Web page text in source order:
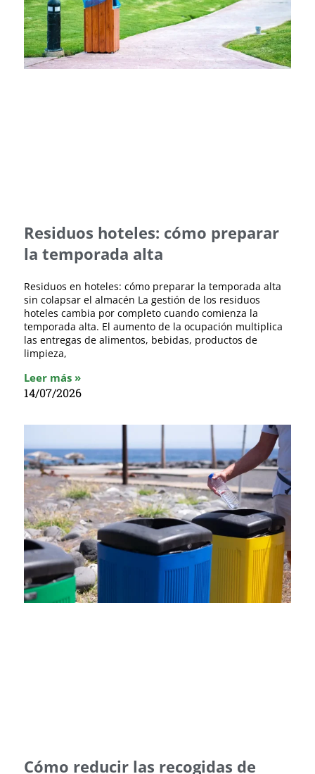
Residuos hoteles: cómo preparar
la temporada alta
Residuos en hoteles: cómo preparar la temporada alta
sin colapsar el almacén La gestión de los residuos
hoteles cambia por completo cuando comienza la
temporada alta. El aumento de la ocupación multiplica
las entregas de alimentos, bebidas, productos de
limpieza,
Leer más »
14/07/2026
Cómo reducir las recogidas de